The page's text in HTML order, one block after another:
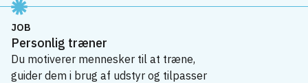
JOB
Personlig træner
Du motiverer mennesker til at træne,
guider dem i brug af udstyr og tilpasser